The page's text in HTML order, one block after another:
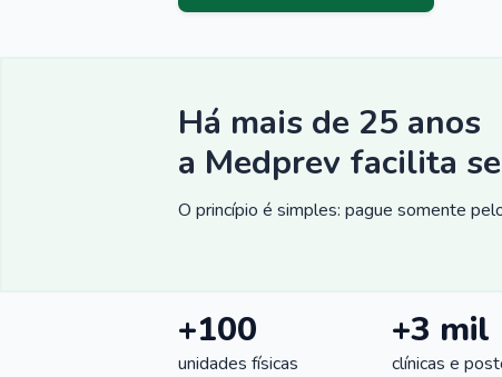
Há mais de 25 anos
a Medprev facilita
O princípio é simples: pague somente
+100
unidades físicas
+3 mil
clínicas e